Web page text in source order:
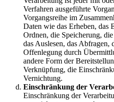
Verfahren ausgeführte
Vorgangsreihe im
Daten wie das Erheben, das
Ordnen, die Speicherung,
das Auslesen, das Abfragen,
Offenlegung durch
andere Form der
Verknüpfung, die
Vernichtung.
Einschränkung der
Einschränkung der